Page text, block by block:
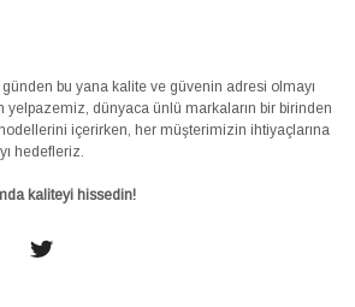
bu yana kalite ve güvenin adresi olmayı
yelpazemiz, dünyaca ünlü markaların bir birinden
içerirken, her müşterimizin ihtiyaçlarına
hedefleriz.
kaliteyi hissedin!